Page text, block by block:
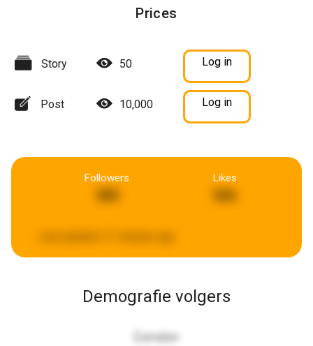
Prices
Story 50 Log in
Post 10,000 Log in
Followers Likes
566
Demografie volgers
Gender